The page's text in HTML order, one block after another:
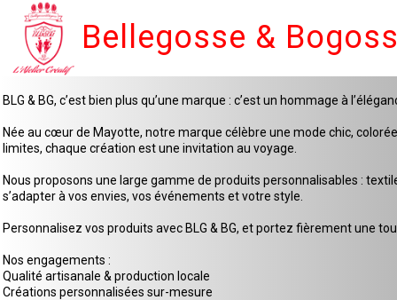
Bellegosse &
BLG & BG, c’est bien plus qu’une marque : c’est un hommage à
Née au cœur de Mayotte, notre marque célèbre une mode chic,
limites, chaque création est une invitation au voyage.
Nous proposons une large gamme de produits personnalisables :
s’adapter à vos envies, vos événements et votre style.
Personnalisez vos produits avec BLG & BG, et portez fièrement une
Nos engagements :
Qualité artisanale & production locale
Créations personnalisées sur-mesure